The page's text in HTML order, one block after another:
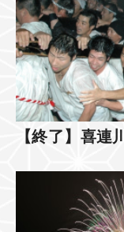
【終了】喜連